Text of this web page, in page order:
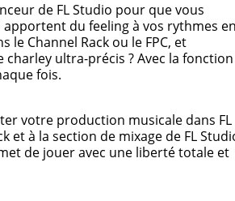
de FL Studio pour que vous
du feeling à vos rythmes
Channel Rack ou le FPC, et
charley ultra-précis ? Avec la fonction
fois.
votre production musicale dans FL
et à la section de mixage de FL
de jouer avec une liberté totale et